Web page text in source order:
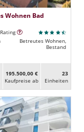
Wohnen Bad
Betreutes Wohnen,
Bestand
195.500,00 €
Kaufpreise ab
23
Ein­heiten